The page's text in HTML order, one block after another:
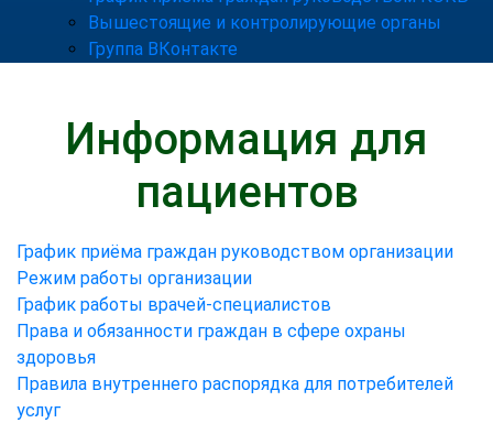
Вышестоящие и контролирующие органы
Группа ВКонтакте
Информация для
пациентов
График приёма граждан руководством организации
Режим работы организации
График работы врачей-специалистов
Права и обязанности граждан в сфере охраны
здоровья
Правила внутреннего распорядка для потребителей
услуг